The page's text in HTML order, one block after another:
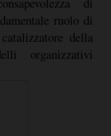
ruolo di
della
organizzativi